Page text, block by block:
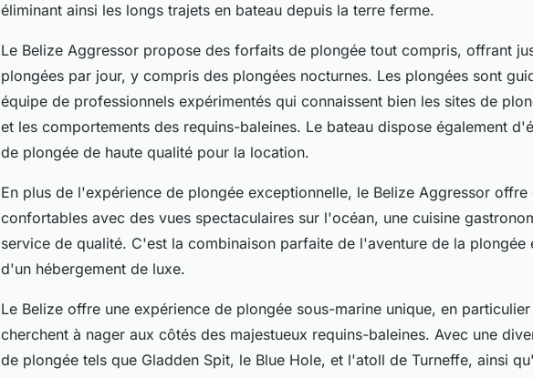
éliminant ainsi les longs trajets en bateau depuis la terre ferme.
Le Belize Aggressor propose des forfaits de plongée tout compris, offrant
plongées par jour, y compris des plongées nocturnes. Les plongées sont
équipe de professionnels expérimentés qui connaissent bien les sites de
et les comportements des requins-baleines. Le bateau dispose également
de plongée de haute qualité pour la location.
En plus de l'expérience de plongée exceptionnelle, le Belize Aggressor offre
confortables avec des vues spectaculaires sur l'océan, une cuisine
service de qualité. C'est la combinaison parfaite de l'aventure de la plongée
d'un hébergement de luxe.
Le Belize offre une expérience de plongée sous-marine unique, en
cherchent à nager aux côtés des majestueux requins-baleines. Avec une
de plongée tels que Gladden Spit, le Blue Hole, et l'atoll de Turneffe, ainsi